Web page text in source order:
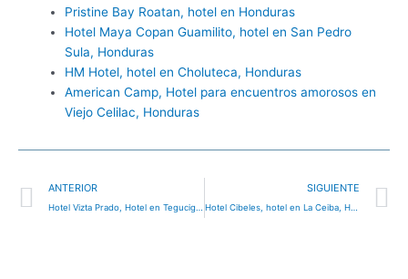
Pristine Bay Roatan, hotel en Honduras
Hotel Maya Copan Guamilito, hotel en San Pedro
Sula, Honduras
HM Hotel, hotel en Choluteca, Honduras
American Camp, Hotel para encuentros amorosos en
Viejo Celilac, Honduras
Ant
ANTERIOR
Hotel Vizta Prado, Hotel en Tegucigalpa, Honduras
SIGUIENTE
Hotel Cibeles, hotel en La Ceiba, Honduras